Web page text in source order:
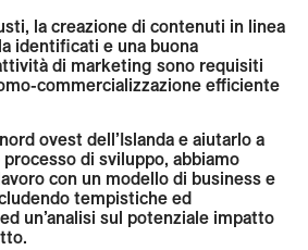
la creazione di contenuti in linea
identificati e una buona
di marketing sono requisiti
commercializzazione efficiente
ovest dell’Islanda e aiutarlo a
di sviluppo, abbiamo
con un modello di business e
tempistiche ed
un’analisi sul potenziale impatto